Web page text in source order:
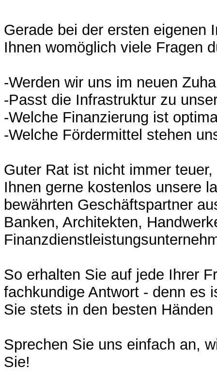
Gerade bei der ersten eigenen
Ihnen womöglich viele Fragen
-Werden wir uns im neuen
-Passt die Infrastruktur zu
-Welche Finanzierung ist
-Welche Fördermittel stehen
Guter Rat ist nicht immer
Ihnen gerne kostenlos unsere
bewährten Geschäftspartner
Banken, Architekten,
So erhalten Sie auf jede Ihrer
fachkundige Antwort - denn es
Sie stets in den besten
Sprechen Sie uns einfach an,
Sie!